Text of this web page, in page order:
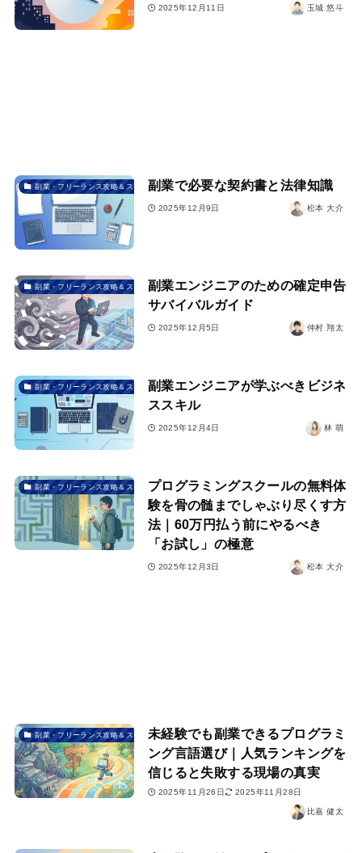
2025年12月11日 玉城 悠斗
副業・フリーランス攻略＆スクール選び副業で必要な契約書と法律知識
2025年12月9日 松本 大介
副業・フリーランス攻略＆スクール選び副業エンジニアのための確定申告
サバイバルガイド
2025年12月5日 仲村 翔太
副業・フリーランス攻略＆スクール選び副業エンジニアが学ぶべきビジネ
ススキル
2025年12月4日 林 萌
副業・フリーランス攻略＆スクール選びプログラミングスクールの無料体
験を骨の髄までしゃぶり尽くす方
法｜60万円払う前にやるべき
「お試し」の極意
2025年12月3日 松本 大介
副業・フリーランス攻略＆スクール選び未経験でも副業できるプログラミ
ング言語選び｜人気ランキングを
信じると失敗する現場の真実
2025年11月26日 2025年11月28日
比嘉 健太